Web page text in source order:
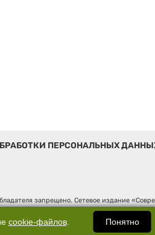
ПЕРСОНАЛЬНЫХ
запрещено. Сетевое издание
Регистрационный номер ЭЛ № ФС
3, оф. 7015 Фактический адрес
cookie-файлов. Понятно